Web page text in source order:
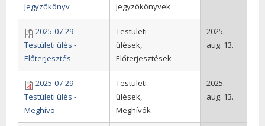
Jegyzőkönyv
Jegyzőkönyvek
2025-07-29
Testületi ülés -
Előterjesztés
Testületi
ülések,
Előterjesztések
2025.
aug. 13.
2025-07-29
Testületi ülés -
Meghívö
Testületi
ülések,
Meghívók
2025.
aug. 13.